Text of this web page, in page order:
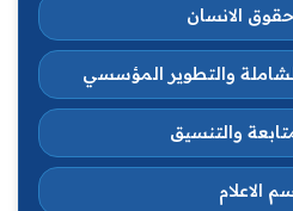
الانسان
والتطوير المؤسسي
والتنسيق
الاعلام